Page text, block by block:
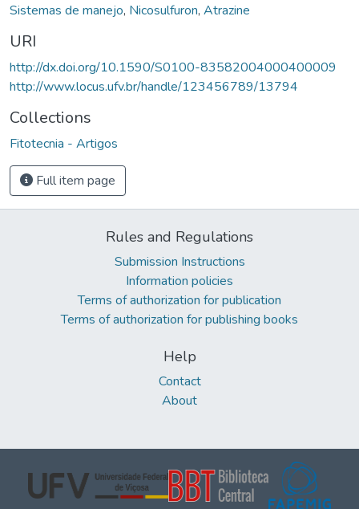
Sistemas de manejo, Nicosulfuron, Atrazine
URI
http://dx.doi.org/10.1590/S0100-83582004000400009
http://www.locus.ufv.br/handle/123456789/13794
Collections
Fitotecnia - Artigos
Full item page
Rules and Regulations
Submission Instructions
Information policies
Terms of authorization for publication
Terms of authorization for publishing books
Help
Contact
About